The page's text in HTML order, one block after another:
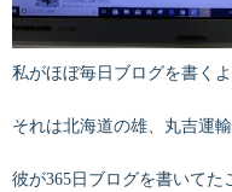
私がほぼ毎日ブログを書く
それは北海道の雄、丸吉運
彼が365日ブログを書いて